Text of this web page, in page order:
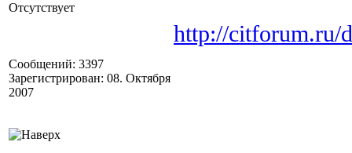
Отсутствует
Сообщений: 3397
Зарегистрирован: 08. Октября
2007
http://citforum.ru/